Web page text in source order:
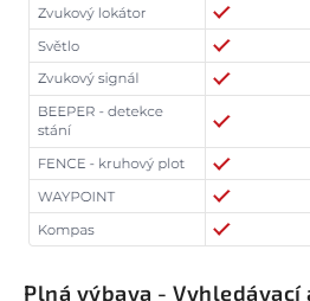
Plná výbava - Vyhledávací